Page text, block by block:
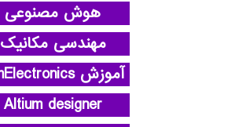
هوش مصنوعی
مهندسی مکانیک
آموزش SimElectronics
Altium designer